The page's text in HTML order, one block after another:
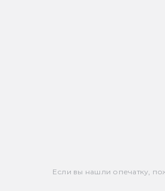
Если вы нашли опечатку,